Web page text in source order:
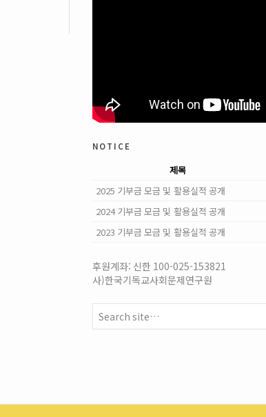
notice
제목
2025 기부금 모금 및 활용실적 공개
2024 기부금 모금 및 활용실적 공개
2023 기부금 모금 및 활용실적 공개
후원계좌: 신한 100-025-153821
사)한국기독교사회문제연구원